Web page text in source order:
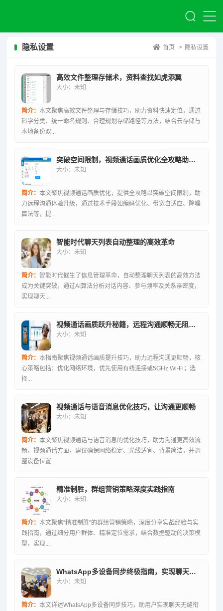
隐私设置 首页 > 隐私设置
高效文件整理存储术，资料查找如虎添翼
大小：未知
简介： 本文聚焦高效文件整理与存储技巧，助力资料快速定位，通过
科学分类、统一命名规则、合理规划存储路径等方法，结合云存储与
本地备份双...
突破空间限制，视频通话画质优化全攻略助力远程沟通体验跃升
大小：未知
简介： 本文聚焦视频通话画质优化，提供全攻略以突破空间限制，助
力远程沟通体验升级，通过技术手段如编码优化、带宽自适应、降噪
算法等，提...
智能时代聊天列表自动整理的高效革命
大小：未知
简介： 智能时代催生了信息管理革命，自动整理聊天列表的高效方法
成为关键突破，通过AI算法分析对话内容、参与频率及关系亲密度，
实现聊天...
视频通话画质跃升秘籍，远程沟通顺畅无阻的终极指南
大小：未知
简介： 本指南聚焦视频通话画质提升技巧，助力远程沟通更顺畅，核
心策略包括：优化网络环境，优先使用有线连接或5GHz Wi-Fi；选
择...
视频通话与语音消息优化技巧，让沟通更顺畅
大小：未知
简介： 本文聚焦视频通话与语音消息的优化技巧，助力沟通更高效流
畅，视频通话方面，建议确保网络稳定、光线适宜、背景简洁，并调
整设备位置...
精准制胜，群组营销策略深度实践指南
大小：未知
简介： 本文聚焦“精准制胜”的群组营销策略，深度分享实战经验与实
践指南，通过细分用户群体、精准定位需求，结合数据驱动的决策模
型，实现...
WhatsApp多设备同步终极指南，实现聊天无缝衔接
大小：未知
简介： 本文详述WhatsApp多设备同步技巧，助用户实现聊天无缝衔